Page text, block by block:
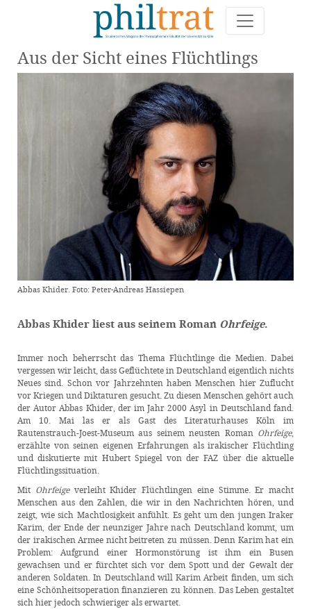
Aus der Sicht eines Flüchtlings
Abbas Khider. Foto: Peter-Andreas Hassiepen
Abbas Khider liest aus seinem Roman Ohrfeige.
Immer noch beherrscht das Thema Flüchtlinge die Medien. Dabei
vergessen wir leicht, dass Geflüchtete in Deutschland eigentlich nichts
Neues sind. Schon vor Jahrzehnten haben Menschen hier Zuflucht
vor Kriegen und Diktaturen gesucht. Zu diesen Menschen gehört auch
der Autor Abbas Khider, der im Jahr 2000 Asyl in Deutschland fand.
Am 10. Mai las er als Gast des Literaturhauses Köln im
Rautenstrauch-Joest-Museum aus seinem neusten Roman Ohrfeige,
erzählte von seinen eigenen Erfahrungen als irakischer Flüchtling
und diskutierte mit Hubert Spiegel von der FAZ über die aktuelle
Flüchtlingssituation.
Mit Ohrfeigeverleiht Khider Flüchtlingen eine Stimme. Er macht
Menschen aus den Zahlen, die wir in den Nachrichten hören, und
zeigt, wie sich Machtlosigkeit anfühlt. Es geht um den jungen Iraker
Karim, der Ende der neunziger Jahre nach Deutschland kommt, um
der irakischen Armee nicht beitreten zu müssen. Denn Karim hat ein
Problem: Aufgrund einer Hormonstörung ist ihm ein Busen
gewachsen und er fürchtet sich vor dem Spott und der Gewalt der
anderen Soldaten. In Deutschland will Karim Arbeit finden, um sich
eine Schönheitsoperation finanzieren zu können. Das Leben gestaltet
sich hier jedoch schwieriger als erwartet.